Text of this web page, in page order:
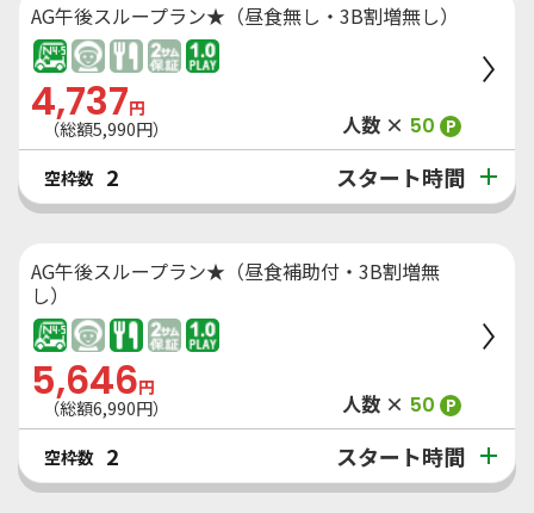
AG午後スループラン★（昼食無し・3B割増無し）
4,737円
（総額5,990円） 人数 × 50 P
空枠数 2 スタート時間
AG午後スループラン★（昼食補助付・3B割増無
し）
5,646円
（総額6,990円） 人数 × 50 P
空枠数 2 スタート時間